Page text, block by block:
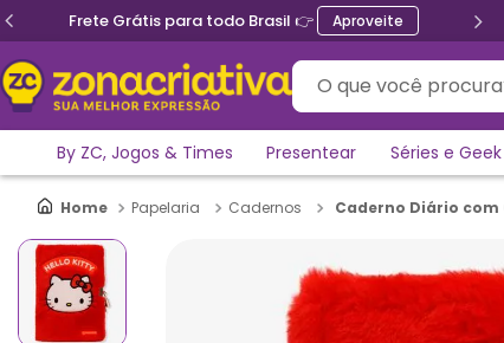
Ganhe 5% de desconto no PIX
O que você procura?
By ZC, Jogos & Times Presentear Séries e Geek
Papelaria Cadernos Caderno Diário com